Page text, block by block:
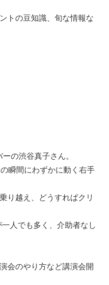
トの豆知識、旬な情報な
の渋谷真子さん。
瞬間にわずかに動く右手
り越え、どうすればクリ
人でも多く、介助者なし
会のやり方など講演会開